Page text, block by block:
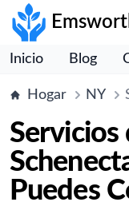
Inicio Blog
Hogar NY
Servicios
Puedes